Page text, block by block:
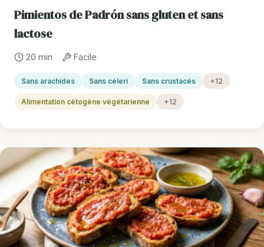
Pimientos de Padrón sans gluten et sans
lactose
20 min Facile
Sans arachides Sans céleri Sans crustacés +12
Alimentation cétogène végétarienne +12